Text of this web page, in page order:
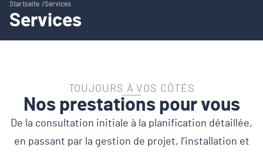
Startseite Services
Services
TOUJOURS À VOS CÔTÉS
Nos prestations pour vous
De la consultation initiale à la planification détaillée,
en passant par la gestion de projet, l’installation et